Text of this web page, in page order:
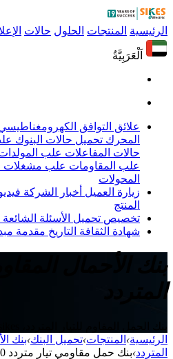
الرئيسية المنتجات الحلول حالات
اَلْعَرَبِيَّةُ
علائق التوافق
المحرك تحميل حالات البنوك
حالات المفاعلات علب
علب المقاومات علب مشغلات
المحولات
زيارة العميل أخبار الشركة
المنتج
تخصيص تحميل الأسئلة الشائعة
شهادة الثقافة التاريخ مقدمة
الرئيسية› المنتجات›تحميل البنك›بنك
المتردد›بنك حمل مقاومي تيار متردد 400 فولت 100 كيلوواط